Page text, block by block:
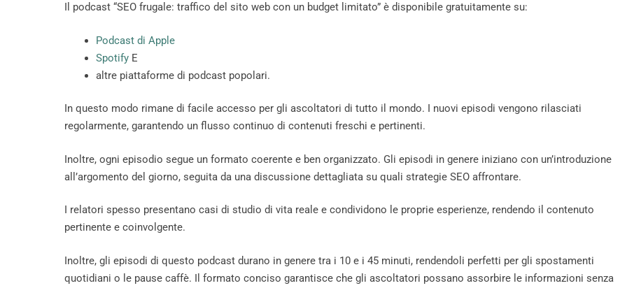
Il podcast “SEO frugale: traffico del sito web con un budget limitato” è disponibile gratuitamente su:
Podcast di Apple
Spotify E
altre piattaforme di podcast popolari.
In questo modo rimane di facile accesso per gli ascoltatori di tutto il mondo. I nuovi episodi vengono rilasciati
regolarmente, garantendo un flusso continuo di contenuti freschi e pertinenti.
Inoltre, ogni episodio segue un formato coerente e ben organizzato. Gli episodi in genere iniziano con un’introduzione
all’argomento del giorno, seguita da una discussione dettagliata su quali strategie SEO affrontare.
I relatori spesso presentano casi di studio di vita reale e condividono le proprie esperienze, rendendo il contenuto
pertinente e coinvolgente.
Inoltre, gli episodi di questo podcast durano in genere tra i 10 e i 45 minuti, rendendoli perfetti per gli spostamenti
quotidiani o le pause caffè. Il formato conciso garantisce che gli ascoltatori possano assorbire le informazioni senza